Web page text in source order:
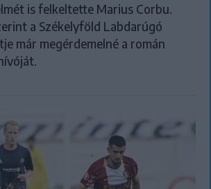
is felkeltette Marius Corbu.
a Székelyföld Labdarúgó
már megérdemelné a román